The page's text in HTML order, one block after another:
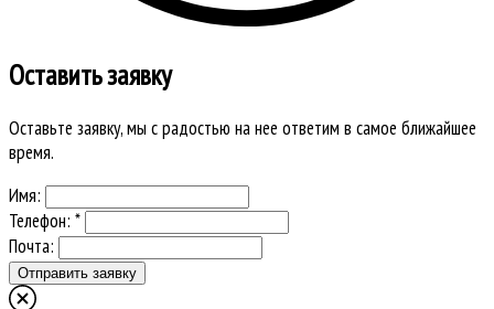
Оставить заявку
Оставьте заявку, мы с радостью на нее ответим в самое ближайшее
время.
Имя:
Телефон: *
Почта: